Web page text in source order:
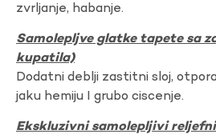
zvrljanje, habanje.
Samolepljve glatke tapete sa
kupatila)
Dodatni deblji zastitni sloj,
jaku hemiju I grubo ciscenje.
Ekskluzivni samolepljivi